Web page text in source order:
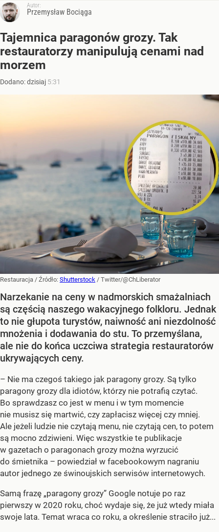
Autor:
Przemysław Bociąga
Tajemnica paragonów grozy. Tak
restauratorzy manipulują cenami nad
morzem
Dodano:dzisiaj 5:31
Restauracja / Źródło: Shutterstock / Twitter/@ChLiberator
Narzekanie na ceny w nadmorskich smażalniach
są częścią naszego wakacyjnego folkloru. Jednak
to nie głupota turystów, naiwność ani niezdolność
mnożenia i dodawania do stu. To przemyślana,
ale nie do końca uczciwa strategia restauratorów
ukrywających ceny.
– Nie ma czegoś takiego jak paragony grozy. Są tylko
paragony grozy dla idiotów, którzy nie potrafią czytać.
Bo sprawdzasz co jest w menu i w tym momencie
nie musisz się martwić, czy zapłacisz więcej czy mniej.
Ale jeżeli ludzie nie czytają menu, nie czytają cen, to potem
są mocno zdziwieni. Więc wszystkie te publikacje
w gazetach o paragonach grozy można wyrzucić
do śmietnika – powiedział w facebookowym nagraniu
autor jednego ze świnoujskich serwisów internetowych.
Samą frazę „paragony grozy” Google notuje po raz
pierwszy w 2020 roku, choć wydaje się, że już wtedy miała
swoje lata. Temat wraca co roku, a określenie straciło już...